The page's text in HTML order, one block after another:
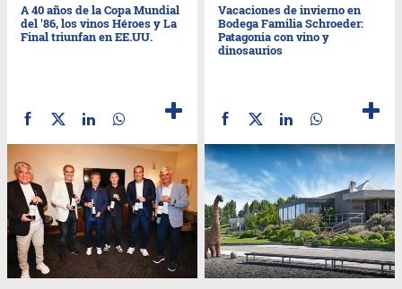
A 40 años de la Copa Mundial
del '86, los vinos Héroes y La
Final triunfan en EE.UU.
Vacaciones de invierno en
Bodega Familia Schroeder:
Patagonia con vino y
dinosaurios